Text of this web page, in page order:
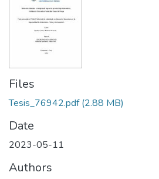
Files
Tesis_76942.pdf(2.88 MB)
Date
2023-05-11
Authors